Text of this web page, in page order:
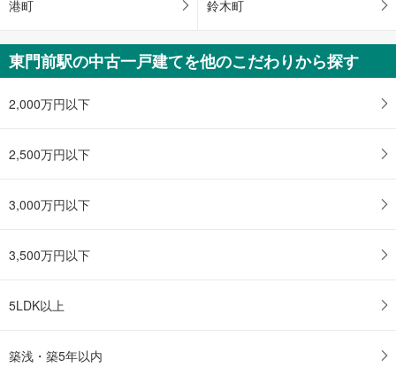
港町 鈴木町
東門前駅の中古一戸建てを他のこだわりから探す
2,000万円以下
2,500万円以下
3,000万円以下
3,500万円以下
5LDK以上
築浅・築5年以内